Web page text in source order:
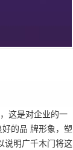
这是对企业的一
的品 牌形象，塑
说明广千木门将这